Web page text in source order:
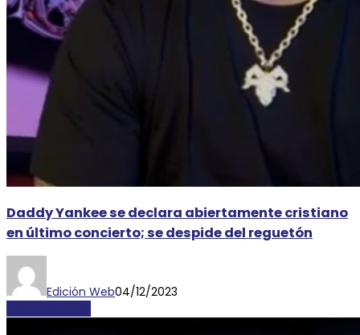
Daddy Yankee se declara abiertamente cristiano
en último concierto; se despide del reguetón
Edición Web04/12/2023